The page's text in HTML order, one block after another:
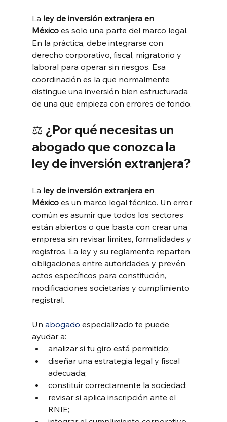
La ley de inversión extranjera en
México es solo una parte del marco legal.
En la práctica, debe integrarse con
derecho corporativo, fiscal, migratorio y
laboral para operar sin riesgos. Esa
coordinación es la que normalmente
distingue una inversión bien estructurada
de una que empieza con errores de fondo.
⚖️ ¿Por qué necesitas un
abogado que conozca la
ley de inversión extranjera?
La ley de inversión extranjera en
México es un marco legal técnico. Un error
común es asumir que todos los sectores
están abiertos o que basta con crear una
empresa sin revisar límites, formalidades y
registros. La ley y su reglamento reparten
obligaciones entre autoridades y prevén
actos específicos para constitución,
modificaciones societarias y cumplimiento
registral.
Un abogado especializado te puede
ayudar a:
analizar si tu giro está permitido;
diseñar una estrategia legal y fiscal
adecuada;
constituir correctamente la sociedad;
revisar si aplica inscripción ante el
RNIE;